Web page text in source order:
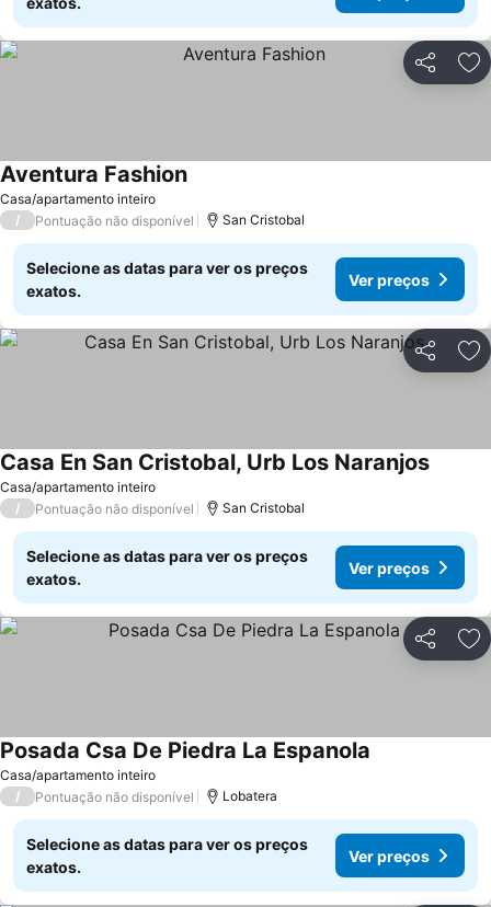
Partilhar
Casa/apartamento inteiro
Aventura FashionVer preços
/ Pontuação não disponível San Cristobal
Selecione as datas para ver os preços
exatos.
Ver preços
Partilhar
Casa/apartamento inteiro
Casa En San Cristobal, Urb Los NaranjosVer
/ Pontuação não disponível San Cristobal
Selecione as datas para ver os preços
exatos.
Ver preços
Partilhar
Casa/apartamento inteiro
Posada Csa De Piedra La Espanola
/ Pontuação não disponível Lobatera
Selecione as datas para ver os preços
exatos.
Ver preços